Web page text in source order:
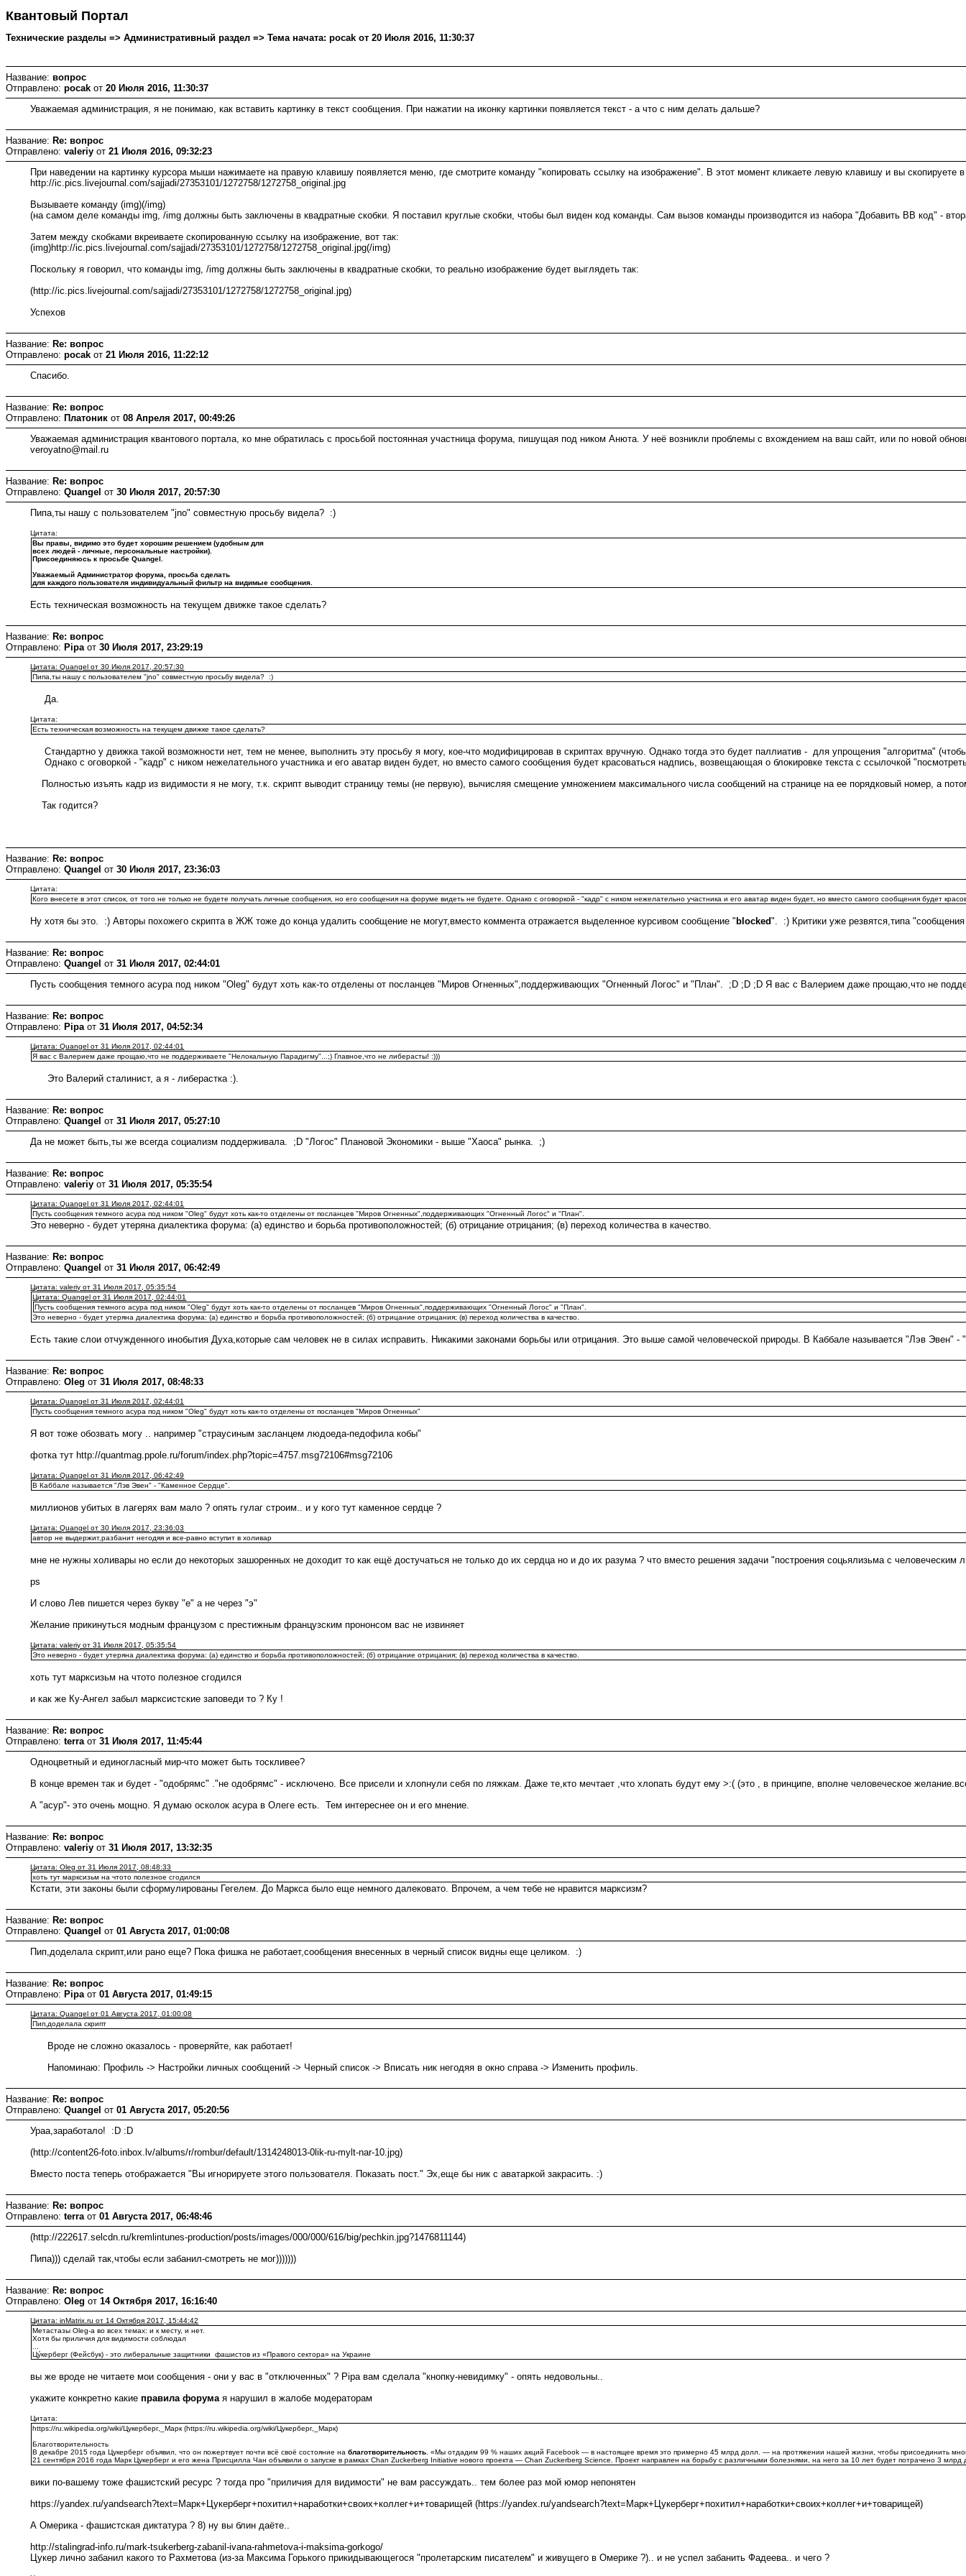
Квантовый Портал
Технические разделы => Административный раздел => Тема начата: pocak от 20 Июля 2016, 11:30:37
Название: вопрос
Отправлено: pocak от 20 Июля 2016, 11:30:37
Уважаемая администрация, я не понимаю, как вставить картинку в текст сообщения. При нажатии на иконку картинки появляется текст - а что с ним делать дальше?
Название: Re: вопрос
Отправлено: valeriy от 21 Июля 2016, 09:32:23
При наведении на картинку курсора мыши нажимаете на правую клавишу появляется меню, где смотрите команду "копировать ссылку на изображение". В этот момент кликаете левую клавишу и вы скопируете
http://ic.pics.livejournal.com/sajjadi/27353101/1272758/1272758_original.jpg
Вызываете команду (img)(/img)
(на самом деле команды img, /img должны быть заключены в квадратные скобки. Я поставил круглые скобки, чтобы был виден код команды. Сам вызов команды производится из набора "Добавить ВВ код" -
Затем между скобками вкреиваете скопированную ссылку на изображение, вот так:
(img)http://ic.pics.livejournal.com/sajjadi/27353101/1272758/1272758_original.jpg(/img)
Поскольку я говорил, что команды img, /img должны быть заключены в квадратные скобки, то реально изображение будет выглядеть так:
(http://ic.pics.livejournal.com/sajjadi/27353101/1272758/1272758_original.jpg)
Успехов
Название: Re: вопрос
Отправлено: pocak от 21 Июля 2016, 11:22:12
Спасибо.
Название: Re: вопрос
Отправлено: Платоник от 08 Апреля 2017, 00:49:26
Уважаемая администрация квантового портала, ко мне обратилась с просьбой постоянная участница форума, пишущая под ником Анюта. У неё возникли проблемы с вхождением на ваш сайт, или по новой
veroyatno@mail.ru
Название: Re: вопрос
Отправлено: Quangel от 30 Июля 2017, 20:57:30
Пипа,ты нашу с пользователем "jno" совместную просьбу видела? :)
Цитата:
Вы правы, видимо это будет хорошим решением (удобным для
всех людей - личные, персональные настройки).
Присоединяюсь к просьбе Quangel.
Уважаемый Администратор форума, просьба сделать
для каждого пользователя индивидуальный фильтр на видимые сообщения.
Есть техническая возможность на текущем движке такое сделать?
Название: Re: вопрос
Отправлено: Pipa от 30 Июля 2017, 23:29:19
Цитата: Quangel от 30 Июля 2017, 20:57:30
Пипа,ты нашу с пользователем "jno" совместную просьбу видела? :)
Да.
Цитата:
Есть техническая возможность на текущем движке такое сделать?
Стандартно у движка такой возможности нет, тем не менее, выполнить эту просьбу я могу, кое-что модифицировав в скриптах вручную. Однако тогда это будет паллиатив - для упрощения "алгоритма"
Однако с оговоркой - "кадр" с ником нежелательного участника и его аватар виден будет, но вместо самого сообщения будет красоваться надпись, возвещающая о блокировке текста с ссылочкой
Полностью изъять кадр из видимости я не могу, т.к. скрипт выводит страницу темы (не первую), вычисляя смещение умножением максимального числа сообщений на странице на ее порядковый номер, а
Так годится?
Название: Re: вопрос
Отправлено: Quangel от 30 Июля 2017, 23:36:03
Цитата:
Кого внесете в этот список, от того не только не будете получать личные сообщения, но его сообщения на форуме видеть не будете. Однако с оговоркой - "кадр" с ником нежелательно участника и его аватар виден будет, но вместо самого сообщения будет
Ну хотя бы это. :) Авторы похожего скрипта в ЖЖ тоже до конца удалить сообщение не могут,вместо коммента отражается выделенное курсивом сообщение " blockеd". :) Критики уже резвятся,типа
Название: Re: вопрос
Отправлено: Quangel от 31 Июля 2017, 02:44:01
Пусть сообщения темного асура под ником "Oleg" будут хоть как-то отделены от посланцев "Миров Огненных",поддерживающих "Огненный Логос" и "План". ;D ;D ;D Я вас с Валерием даже прощаю,что не
Название: Re: вопрос
Отправлено: Pipa от 31 Июля 2017, 04:52:34
Цитата: Quangel от 31 Июля 2017, 02:44:01
Я вас с Валерием даже прощаю,что не поддерживаете "Нелокальную Парадигму"...;) Главное,что не либерасты! :)))
Это Валерий сталинист, а я - либерастка :).
Название: Re: вопрос
Отправлено: Quangel от 31 Июля 2017, 05:27:10
Да не может быть,ты же всегда социализм поддерживала. ;D "Логос" Плановой Экономики - выше "Хаоса" рынка. ;)
Название: Re: вопрос
Отправлено: valeriy от 31 Июля 2017, 05:35:54
Цитата: Quangel от 31 Июля 2017, 02:44:01
Пусть сообщения темного асура под ником "Oleg" будут хоть как-то отделены от посланцев "Миров Огненных",поддерживающих "Огненный Логос" и "План".
Это неверно - будет утеряна диалектика форума: (а) единство и борьба противоположностей; (б) отрицание отрицания; (в) переход количества в качество.
Название: Re: вопрос
Отправлено: Quangel от 31 Июля 2017, 06:42:49
Цитата: valeriy от 31 Июля 2017, 05:35:54
Цитата: Quangel от 31 Июля 2017, 02:44:01
Пусть сообщения темного асура под ником "Oleg" будут хоть как-то отделены от посланцев "Миров Огненных",поддерживающих "Огненный Логос" и "План".
Это неверно - будет утеряна диалектика форума: (а) единство и борьба противоположностей; (б) отрицание отрицания; (в) переход количества в качество.
Есть такие слои отчужденного инобытия Духа,которые сам человек не в силах исправить. Никакими законами борьбы или отрицания. Это выше самой человеческой природы. В Каббале называется "Лэв Эвен"
Название: Re: вопрос
Отправлено: Oleg от 31 Июля 2017, 08:48:33
Цитата: Quangel от 31 Июля 2017, 02:44:01
Пусть сообщения темного асура под ником "Oleg" будут хоть как-то отделены от посланцев "Миров Огненных"
Я вот тоже обозвать могу .. например "страусиным засланцем людоеда-педофила кобы"
фотка тут http://quantmag.ppole.ru/forum/index.php?topic=4757.msg72106#msg72106
Цитата: Quangel от 31 Июля 2017, 06:42:49
В Каббале называется "Лэв Эвен" - "Каменное Сердце".
миллионов убитых в лагерях вам мало ? опять гулаг строим.. и у кого тут каменное сердце ?
Цитата: Quangel от 30 Июля 2017, 23:36:03
автор не выдержит,разбанит негодяя и все-равно вступит в холивар
мне не нужны холивары но если до некоторых зашоренных не доходит то как ещё достучаться не только до их сердца но и до их разума ? что вместо решения задачи "построения соцьялизьма с
ps
И слово Лев пишется через букву "е" а не через "э"
Желание прикинуться модным французом с престижным французским прононсом вас не извиняет
Цитата: valeriy от 31 Июля 2017, 05:35:54
Это неверно - будет утеряна диалектика форума: (а) единство и борьба противоположностей; (б) отрицание отрицания; (в) переход количества в качество.
хоть тут марксизьм на чтото полезное сгодился
и как же Ку-Ангел забыл марксистские заповеди то ? Ку !
Название: Re: вопрос
Отправлено: terra от 31 Июля 2017, 11:45:44
Одноцветный и единогласный мир-что может быть тоскливее?
В конце времен так и будет - "одобрямс" ."не одобрямс" - исключено. Все присели и хлопнули себя по ляжкам. Даже те,кто мечтает ,что хлопать будут ему >:( (это , в принципе, вполне человеческое
А "асур"- это очень мощно. Я думаю осколок асура в Олеге есть. Тем интереснее он и его мнение.
Название: Re: вопрос
Отправлено: valeriy от 31 Июля 2017, 13:32:35
Цитата: Oleg от 31 Июля 2017, 08:48:33
хоть тут марксизьм на чтото полезное сгодился
Кстати, эти законы были сформулированы Гегелем. До Маркса было еще немного далековато. Впрочем, а чем тебе не нравится марксизм?
Название: Re: вопрос
Отправлено: Quangel от 01 Августа 2017, 01:00:08
Пип,доделала скрипт,или рано еще? Пока фишка не работает,сообщения внесенных в черный список видны еще целиком. :)
Название: Re: вопрос
Отправлено: Pipa от 01 Августа 2017, 01:49:15
Цитата: Quangel от 01 Августа 2017, 01:00:08
Пип,доделала скрипт
Вроде не сложно оказалось - проверяйте, как работает!
Напоминаю: Профиль -> Настройки личных сообщений -> Черный список -> Вписать ник негодяя в окно справа -> Изменить профиль.
Название: Re: вопрос
Отправлено: Quangel от 01 Августа 2017, 05:20:56
Ураа,заработало! :D :D
(http://content26-foto.inbox.lv/albums/r/rombur/default/1314248013-0lik-ru-mylt-nar-10.jpg)
Вместо поста теперь отображается "Вы игнорируете этого пользователя. Показать пост." Эх,еще бы ник с аватаркой закрасить. :)
Название: Re: вопрос
Отправлено: terra от 01 Августа 2017, 06:48:46
(http://222617.selcdn.ru/kremlintunes-production/posts/images/000/000/616/big/pechkin.jpg?1476811144)
Пипа))) сделай так,чтобы если забанил-смотреть не мог)))))))
Название: Re: вопрос
Отправлено: Oleg от 14 Октября 2017, 16:16:40
Цитата: inMatrix.ru от 14 Октября 2017, 15:44:42
Метастазы Oleg-a во всех темах: и к месту, и нет.
Хотя бы приличия для видимости соблюдал
Цу́керберг (Фейсбук) - это либеральные защитники фашистов из «Правого сектора» на Украине
вы же вроде не читаете мои сообщения - они у вас в "отключенных" ? Pipa вам сделала "кнопку-невидимку" - опять недовольны..
укажите конкретно какиеправила форума я нарушил в жалобе модераторам
Цитата:
https://ru.wikipedia.org/wiki/Цукерберг,_Марк (https://ru.wikipedia.org/wiki/Цукерберг,_Марк)
Благотворительность
В декабре 2015 года Цукерберг объявил, что он пожертвует почти всё своё состояние наблаготворительность . «Мы отдадим 99 % наших акций Facebook — в настоящее время это примерно 45 млрд долл. — на протяжении нашей жизни, чтобы присоединить
21 сентября 2016 года Марк Цукерберг и его жена Присцилла Чан объявили о запуске в рамках Chan Zuckerberg Initiative нового проекта — Chan Zuckerberg Science. Проект направлен на борьбу с различными болезнями, на него за 10 лет будет потрачено 3 млрд
вики по-вашему тоже фашистский ресурс ? тогда про "приличия для видимости" не вам рассуждать.. тем более раз мой юмор непонятен
https://yandex.ru/yandsearch?text=Марк+Цукерберг+похитил+наработки+своих+коллег+и+товарищей (https://yandex.ru/yandsearch?text=Марк+Цукерберг+похитил+наработки+своих+коллег+и+товарищей)
А Омерика - фашистская диктатура ? 8) ну вы блин даёте..
http://stalingrad-info.ru/mark-tsukerberg-zabanil-ivana-rahmetova-i-maksima-gorkogo/
Цукер лично забанил какого то Рахметова (из-за Максима Горького прикидывающегося "пролетарским писателем" и живущего в Омерике ?).. и не успел забанить Фадеева.. и чего ?